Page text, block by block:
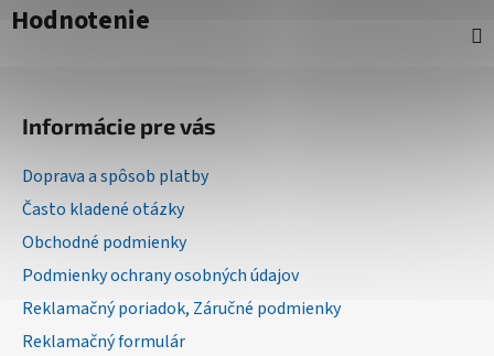
Hodnotenie
Informácie pre vás
Doprava a spôsob platby
Často kladené otázky
Obchodné podmienky
Podmienky ochrany osobných údajov
Reklamačný poriadok, Záručné podmienky
Reklamačný formulár